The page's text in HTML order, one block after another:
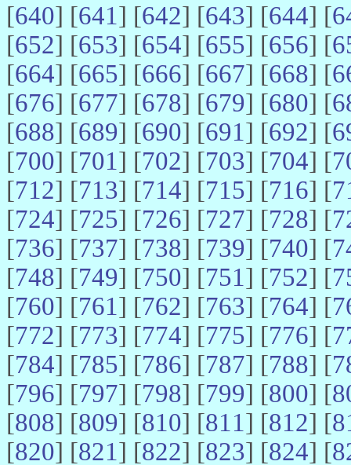
[640] [641] [642] [643] [644] [
[652] [653] [654] [655] [656] [
[664] [665] [666] [667] [668] [
[676] [677] [678] [679] [680] [
[688] [689] [690] [691] [692] [
[700] [701] [702] [703] [704] [
[712] [713] [714] [715] [716] [
[724] [725] [726] [727] [728] [
[736] [737] [738] [739] [740] [
[748] [749] [750] [751] [752] [
[760] [761] [762] [763] [764] [
[772] [773] [774] [775] [776] [
[784] [785] [786] [787] [788] [
[796] [797] [798] [799] [800] [
[808] [809] [810] [811] [812] [
[820] [821] [822] [823] [824] [